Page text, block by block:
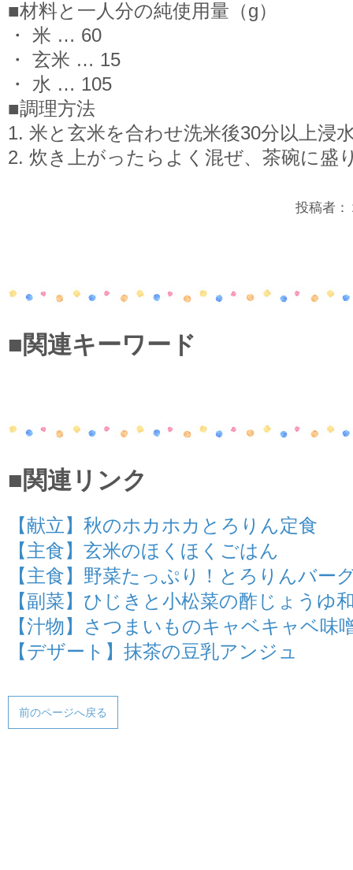
■材料と一人分の純使用量（g）
・ 米 … 60
・ 玄米 … 15
・ 水 … 105
■調理方法
1. 米と玄米を合わせ洗米後30分以上浸
2. 炊き上がったらよく混ぜ、茶碗に盛
投稿者
■関連キーワード
■関連リンク
【献立】秋のホカホカとろりん定食
【主食】玄米のほくほくごはん
【主食】野菜たっぷり！とろりんバー
【副菜】ひじきと小松菜の酢じょうゆ
【汁物】さつまいものキャベキャベ味
【デザート】抹茶の豆乳アンジュ
前のページへ戻る